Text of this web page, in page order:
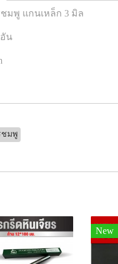
มพู แกนเหล็ก 3 มิล
น
ชมพู
New